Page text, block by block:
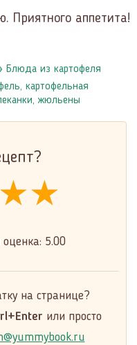
Приятного аппетита!
Блюда из картофеля
, картофельная
жюльены
5.00
на странице?
или просто